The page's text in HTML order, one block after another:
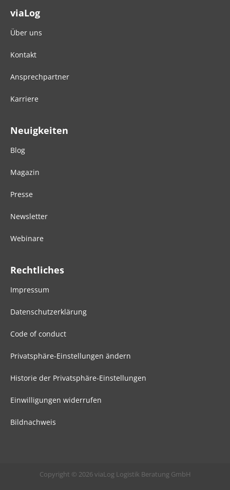
viaLog
Über uns
Kontakt
Ansprechpartner
Karriere
Neuigkeiten
Blog
Magazin
Presse
Newsletter
Webinare
Rechtliches
Impressum
Datenschutzerklärung
Code of conduct
Privatsphäre-Einstellungen ändern
Historie der Privatsphäre-Einstellungen
Einwilligungen widerrufen
Bildnachweis
Copyright © 2026 viaLog Logistik Beratung GmbH